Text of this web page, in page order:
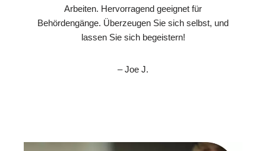
Arbeiten. Hervorragend geeignet für
Behördengänge. Überzeugen Sie sich selbst, und
lassen Sie sich begeistern!
– Joe J.